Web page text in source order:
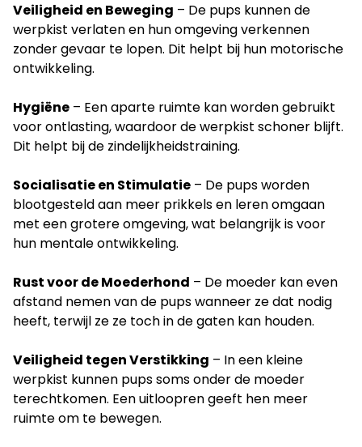
Veiligheid en Beweging – De pups kunnen de
werpkist verlaten en hun omgeving verkennen
zonder gevaar te lopen. Dit helpt bij hun motorische
ontwikkeling.
Hygiëne – Een aparte ruimte kan worden gebruikt
voor ontlasting, waardoor de werpkist schoner blijft.
Dit helpt bij de zindelijkheidstraining.
Socialisatie en Stimulatie – De pups worden
blootgesteld aan meer prikkels en leren omgaan
met een grotere omgeving, wat belangrijk is voor
hun mentale ontwikkeling.
Rust voor de Moederhond – De moeder kan even
afstand nemen van de pups wanneer ze dat nodig
heeft, terwijl ze ze toch in de gaten kan houden.
Veiligheid tegen Verstikking – In een kleine
werpkist kunnen pups soms onder de moeder
terechtkomen. Een uitloopren geeft hen meer
ruimte om te bewegen.